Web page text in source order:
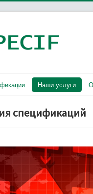
Наши услуги
спецификаций